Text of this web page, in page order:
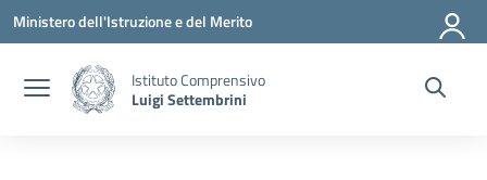
Vai ai contenuti
Vai al menu di navigazione
Vai al footer
Ministero dell'Istruzione e del Merito
Istituto Comprensivo
Luigi Settembrini